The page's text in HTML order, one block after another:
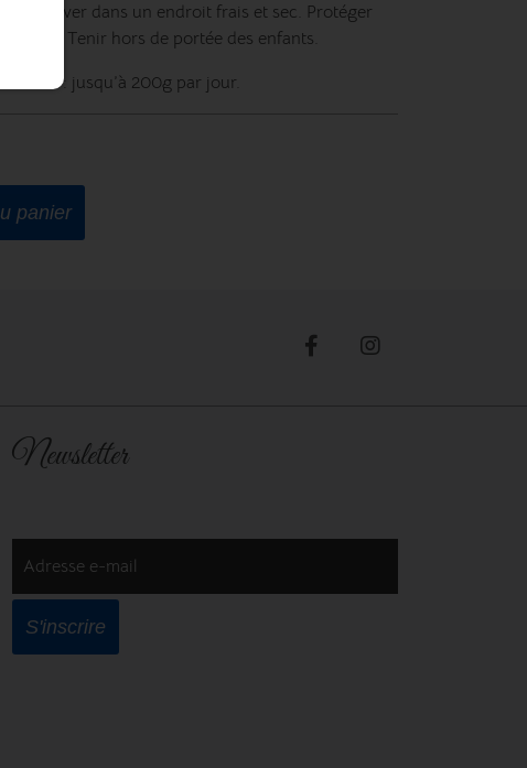
Conserver dans un endroit frais et sec. Protéger
soleil. Tenir hors de portée des enfants.
: jusqu’à 200g par jour.
panier
Newsletter
Adresse e-mail
S'inscrire